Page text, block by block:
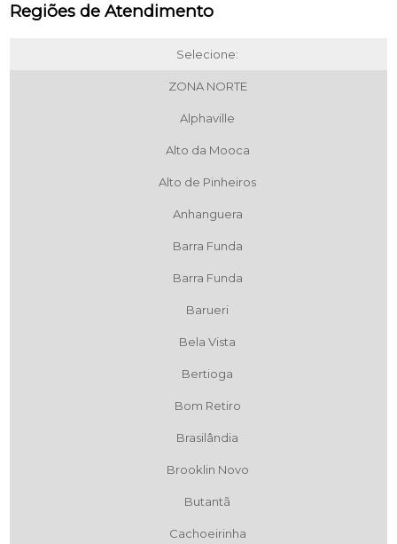
Regiões de Atendimento
Selecione:
ZONA NORTE
Alphaville
Alto da Mooca
Alto de Pinheiros
Anhanguera
Barra Funda
Barra Funda
Barueri
Bela Vista
Bertioga
Bom Retiro
Brasilândia
Brooklin Novo
Butantã
Cachoeirinha